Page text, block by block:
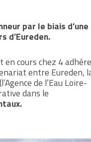
par le biais d’une
d’Eureden.
cours chez 4
entre Eureden,
de l’Eau Loire-
dans le